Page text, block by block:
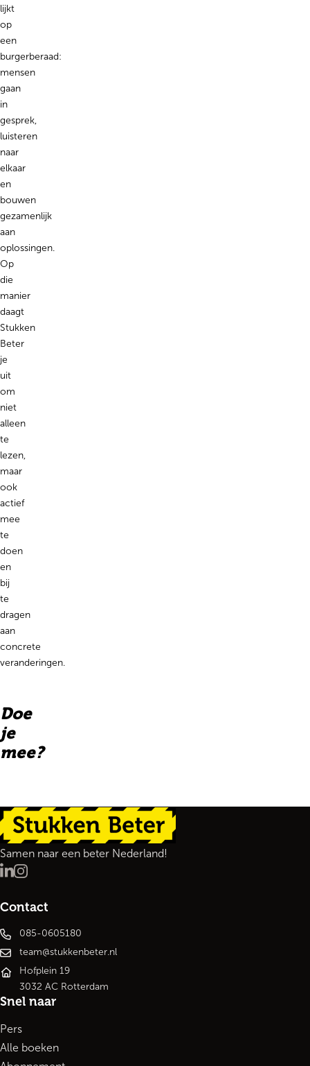
lijkt
op
een
burgerberaad:
mensen
gaan
in
gesprek,
luisteren
naar
elkaar
en
bouwen
gezamenlijk
aan
oplossingen.
Op
die
manier
daagt
Stukken
Beter
je
uit
om
niet
alleen
te
lezen,
maar
ook
actief
mee
te
doen
en
bij
te
dragen
aan
concrete
veranderingen.
Doe
je
mee?
Terug naar de startpagina
Samen naar een beter Nederland!
LinkedIn
Instagram
Contact
085-0605180
team@stukkenbeter.nl
Hofplein 19
3032 AC Rotterdam
Snel naar
Pers
Alle boeken